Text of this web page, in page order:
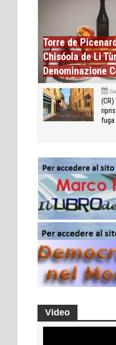
Torre de
Chisóola de Li
Denominazione
fuga
Video